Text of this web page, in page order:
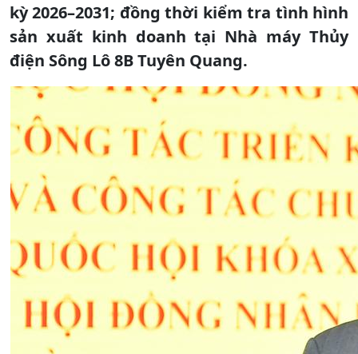
kỳ 2026–2031; đồng thời kiểm tra tình hình
sản xuất kinh doanh tại Nhà máy Thủy
điện Sông Lô 8B Tuyên Quang.